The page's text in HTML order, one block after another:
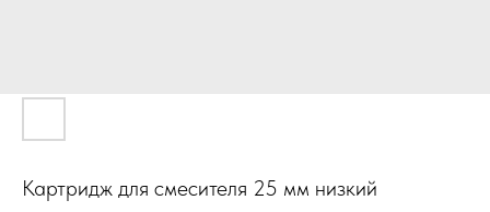
Картридж для смесителя 25 мм низкий